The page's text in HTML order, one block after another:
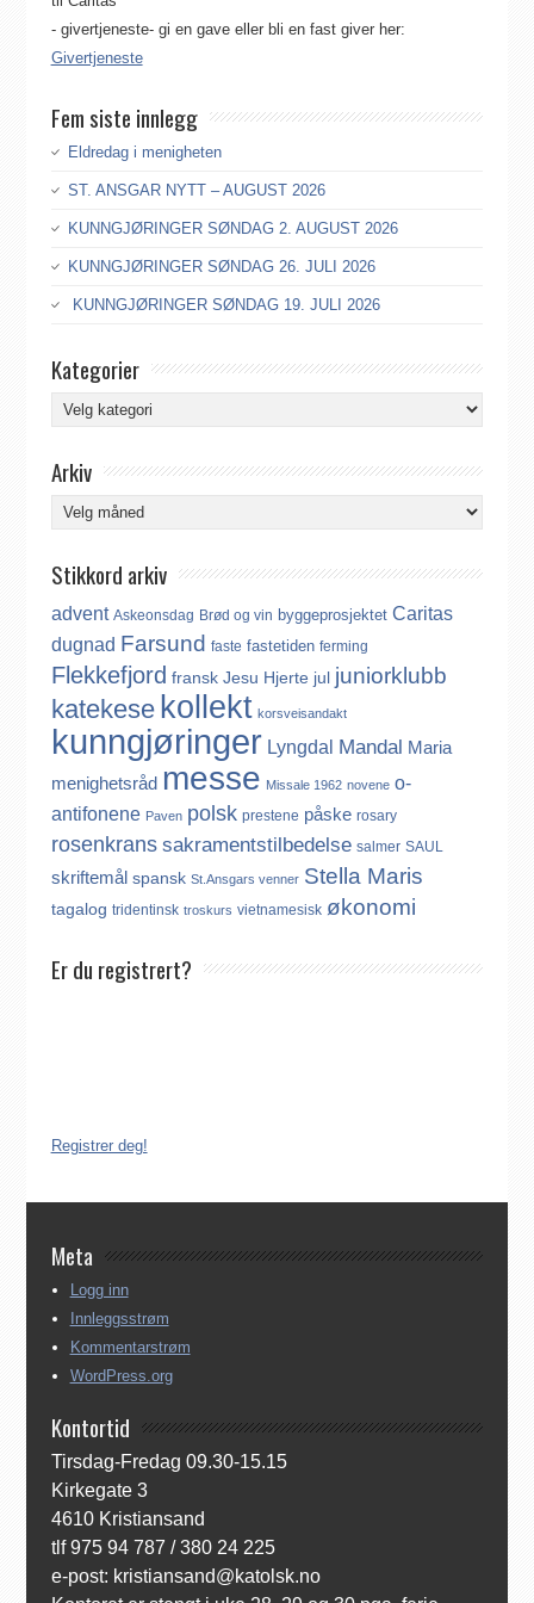
- givertjeneste- gi en gave eller bli en fast giver her:
Givertjeneste
Fem siste innlegg
Eldredag i menigheten
ST. ANSGAR NYTT – AUGUST 2026
KUNNGJØRINGER SØNDAG 2. AUGUST 2026
KUNNGJØRINGER SØNDAG 26. JULI 2026
KUNNGJØRINGER SØNDAG 19. JULI 2026
Kategorier
Kategorier
Arkiv
Arkiv
Stikkord arkiv
advent Askeonsdag Brød og vin byggeprosjektet Caritas
dugnad Farsund faste fastetiden ferming
Flekkefjord fransk Jesu Hjerte jul juniorklubb
katekese kollekt korsveisandakt
kunngjøringer Lyngdal Mandal Maria
menighetsråd messe Missale 1962 novene o-
antifonene Paven polsk prestene påske rosary
rosenkrans sakramentstilbedelse salmer SAUL
skriftemål spansk St.Ansgars venner Stella Maris
tagalog tridentinsk troskurs vietnamesisk økonomi
Er du registrert?
Registrer deg!
Meta
Logg inn
Innleggsstrøm
Kommentarstrøm
WordPress.org
Kontortid
Tirsdag-Fredag 09.30-15.15
Kirkegate 3
4610 Kristiansand
tlf 975 94 787 / 380 24 225
e-post: kristiansand@katolsk.no